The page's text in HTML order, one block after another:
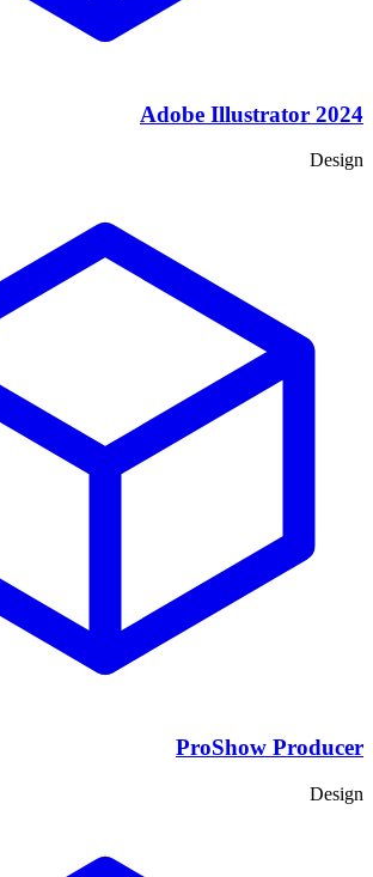
Adobe Illustrator 2024
Design
ProShow Producer
Design